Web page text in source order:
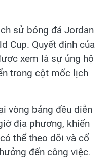
sử bóng đá Jordan
Cup. Quyết định của
xem là sự ủng hộ
trong cột mốc lịch
vòng bảng đều diễn
địa phương, khiến
thể theo dõi và cổ
đến công việc.